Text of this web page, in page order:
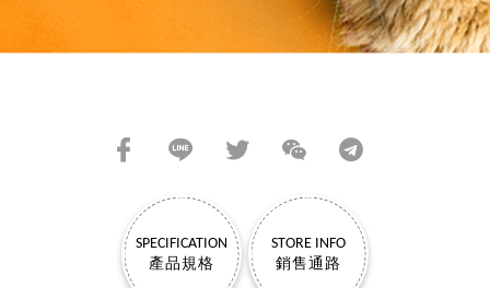
SPECIFICATION
產品規格
STORE INFO
銷售通路